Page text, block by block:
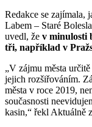
Redakce se zajímala,
Labem – Staré
uvedl, že v minulosti
tři, například v
„V zájmu města
jejich rozšiřováním.
města v roce 2019,
současnosti
kasin,“ řekl Aktuálně